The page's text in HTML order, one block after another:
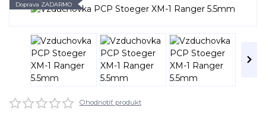
Doprava ZADARMO
Ohodnotiť produkt